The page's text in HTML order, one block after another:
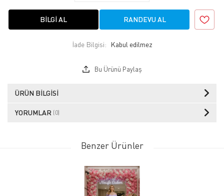
BILGI AL RANDEVU AL
İade Bilgisi:
Bu Ürünü Paylaş
ÜRÜN BILGISI
YORUMLAR (0)
Benzer Ürünler